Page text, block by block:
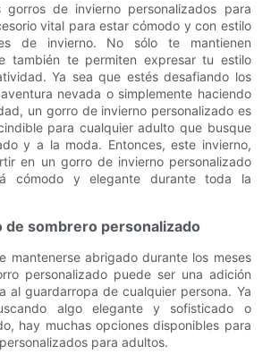
gorros de invierno personalizados para
vital para estar cómodo y con estilo
de invierno. No sólo te mantienen
también te permiten expresar tu estilo
Ya sea que estés desafiando los
nevada o simplemente haciendo
un gorro de invierno personalizado es
para cualquier adulto que busque
y a la moda. Entonces, este invierno,
en un gorro de invierno personalizado
cómodo y elegante durante toda la
de sombrero personalizado
mantenerse abrigado durante los meses
personalizado puede ser una adición
al guardarropa de cualquier persona. Ya
algo elegante y sofisticado o
hay muchas opciones disponibles para
para adultos.